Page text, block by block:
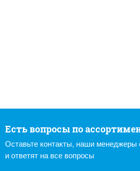
Есть вопросы по
Оставьте контакты, наши менеджеры
и ответят на все вопросы